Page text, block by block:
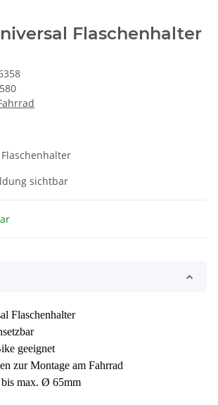
Flaschenhalter
sichtbar
Flaschenhalter
geeignet
zur Montage am Fahrrad
max. Ø 65mm